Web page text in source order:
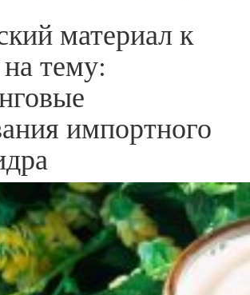
материал к
тему:
импортного